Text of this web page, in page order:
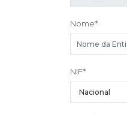
Nome*
NIF*